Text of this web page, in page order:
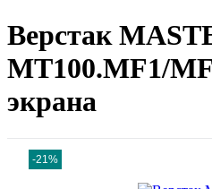
Верстак
MT100.MF1/
экрана
-21%